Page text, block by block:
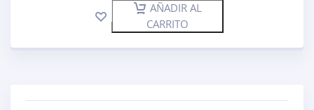
AÑADIR AL
CARRITO